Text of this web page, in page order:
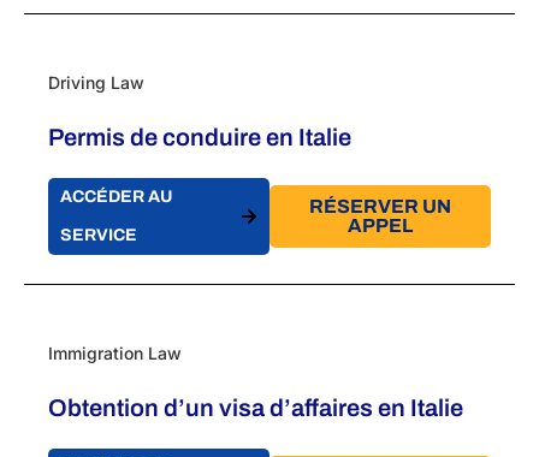
Driving Law
Permis de conduire en Italie
ACCÉDER AU
SERVICE
RÉSERVER UN
APPEL
Immigration Law
Obtention d’un visa d’affaires en Italie